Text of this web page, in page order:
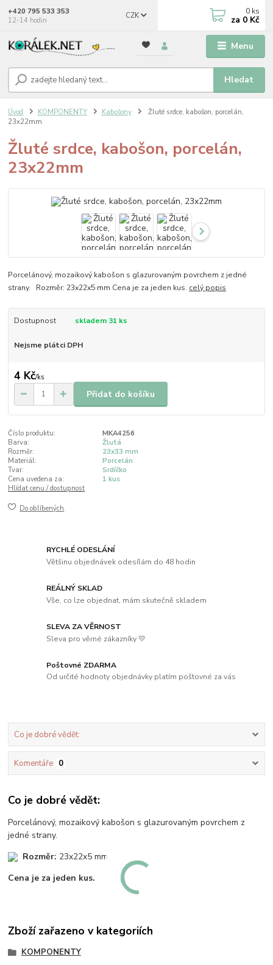
Menu
CZK
Hledat
+420 795 533 353
12-14 hodin
0 ks
za 0 Kč
Úvod KOMPONENTY Kabošony
Žluté srdce, kabošon, porcelán,
23x22mm
Žluté srdce, kabošon, porcelán,
23x22mm
Porcelánový, mozaikový kabošon s glazurovaným povrchem z jedné
strany. Rozměr: 23x22x5 mm Cena je za jeden kus. celý popis
Dostupnost skladem 31 ks
Nejsme plátci DPH
4 Kč/ks
Přidat do košíku
Číslo produktu:
MKA4256
Barva:
Žlutá
Rozměr:
23x33 mm
Materiál:
Porcelán
Tvar:
Srdíčko
Cena uvedena za:
1 kus
Hlídat cenu / dostupnost
Do oblíbených
RYCHLÉ ODESLÁNÍ
Většinu objednávek odesílám do 48 hodin
REÁLNÝ SKLAD
Vše, co lze objednat, mám skutečně skladem
SLEVA ZA VĚRNOST
Sleva pro věrné zákazníky 💛
Poštovné ZDARMA
Od určité hodnoty objednávky platím poštovné za vás
Co je dobré vědět:
Komentáře 0
Co je dobré vědět:
Porcelánový, mozaikový kabošon s glazurovaným povrchem z
jedné strany.
Rozměr: 23x22x5 mm
Cena je za jeden kus.
Zboží zařazeno v kategoriích
KOMPONENTY